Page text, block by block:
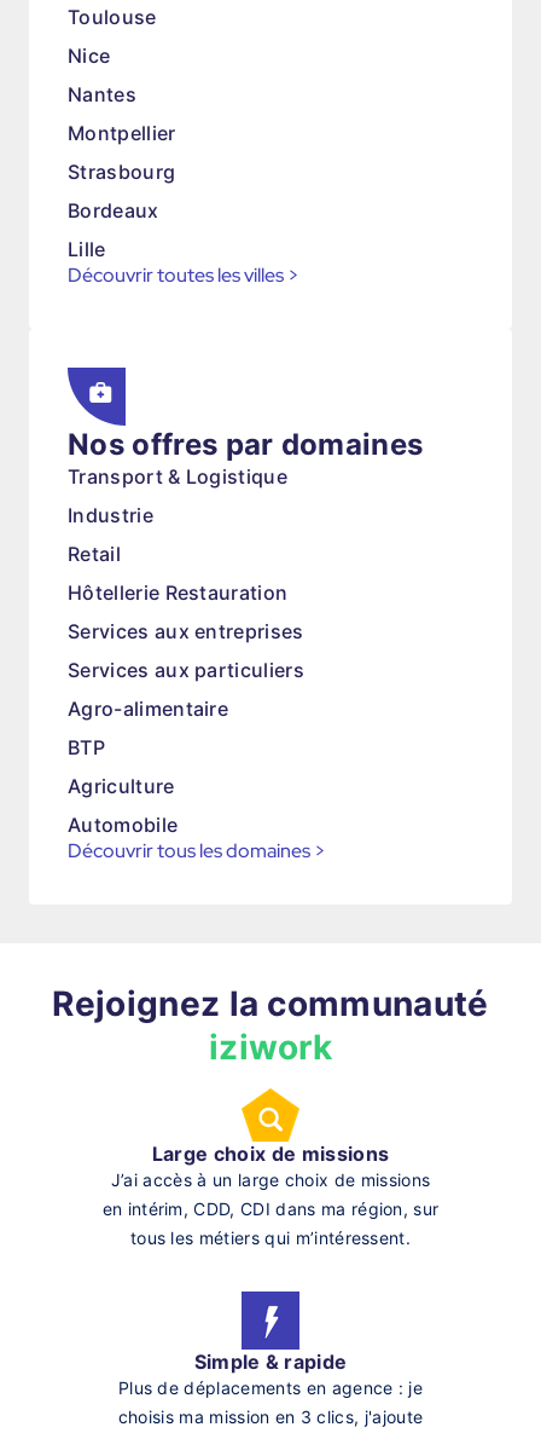
Toulouse
Nice
Nantes
Montpellier
Strasbourg
Bordeaux
Lille
Découvrir toutes les villes >
Nos offres par domaines
Transport & Logistique
Industrie
Retail
Hôtellerie Restauration
Services aux entreprises
Services aux particuliers
Agro-alimentaire
BTP
Agriculture
Automobile
Découvrir tous les domaines >
Rejoignez la communauté
iziwork
Large choix de missions
J’ai accès à un large choix de missions
en intérim, CDD, CDI dans ma région, sur
tous les métiers qui m’intéressent.
Simple & rapide
Plus de déplacements en agence : je
choisis ma mission en 3 clics, j'ajoute